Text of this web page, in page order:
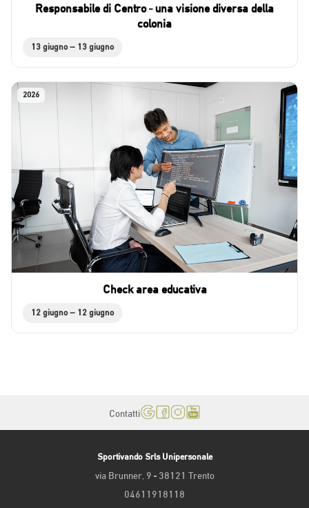
Responsabile di Centro - una visione diversa della
colonia
13 giugno – 13 giugno
2026
Check area educativa
12 giugno – 12 giugno
Contatti
Sportivando Srls Unipersonale
via Brunner, 9 - 38121 Trento
04611918118